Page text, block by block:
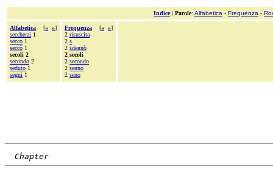
Indice| Parole: Alfabetica - Frequenza -
Alfabetica [« »]
seccherai 1
secco 1
seccò 1
secoli 2
secondo 2
seduto 1
segni 1
Frequenza [« »]
2 risuscita
2 s
2 sdegnò
2 secoli
2 secondo
2 senno
2 seno
Chapter